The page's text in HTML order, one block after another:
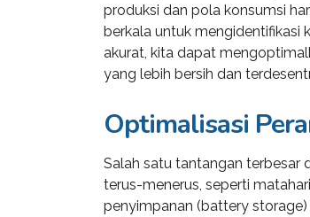
produksi dan pola konsumsi
berkala untuk mengidentifikasi
akurat, kita dapat
yang lebih bersih dan
Optimalisasi
Salah satu tantangan terbesar
terus-menerus, seperti
penyimpanan (battery